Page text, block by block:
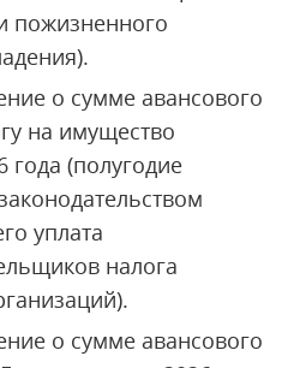
пожизненного
о сумме авансового
на имущество
года (полугодие
уплата
налога
о сумме авансового